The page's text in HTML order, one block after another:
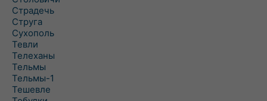
Страдечь
Струга
Сухополь
Тевли
Телеханы
Тельмы
Тельмы-1
Тешевле